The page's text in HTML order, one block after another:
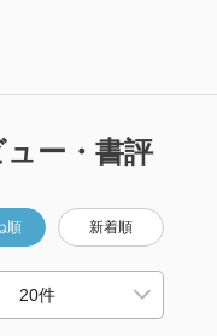
ー・書評
順 新着順